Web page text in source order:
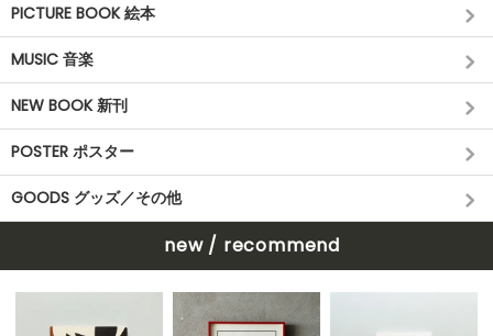
PICTURE BOOK 絵本
MUSIC 音楽
NEW BOOK 新刊
POSTER ポスター
GOODS グッズ／その他
new / recommend